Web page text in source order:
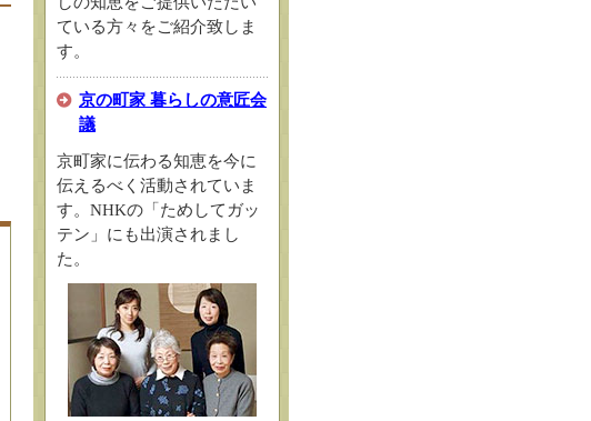
ている方々をご紹介致しま
す。
京の町家 暮らしの意匠会
議
京町家に伝わる知恵を今に
伝えるべく活動されていま
す。NHKの「ためしてガッ
テン」にも出演されまし
た。